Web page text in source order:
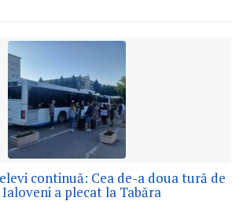
continuă: Cea de-a doua tură de
a plecat la Tabăra